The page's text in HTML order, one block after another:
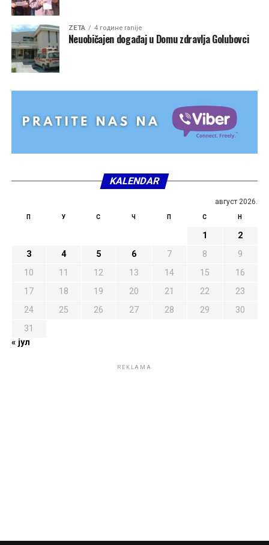
ZETA 4 године ranije
Neuobičajen događaj u Domu zdravlja Golubovci
KALENDAR
август 2026.
П У С Ч П С Н
1
2
3
4 5 6 7 8
9
10
11 12 13 14 15
16
17
18 19 20 21 22
23
24
25 26 27 28 29
30
31
« јул
REKLAMA